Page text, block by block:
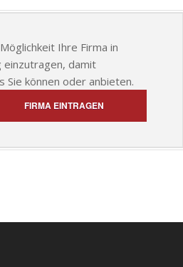
Ihre Firma in
einzutragen, damit
Sie können oder anbieten.
FIRMA EINTRAGEN